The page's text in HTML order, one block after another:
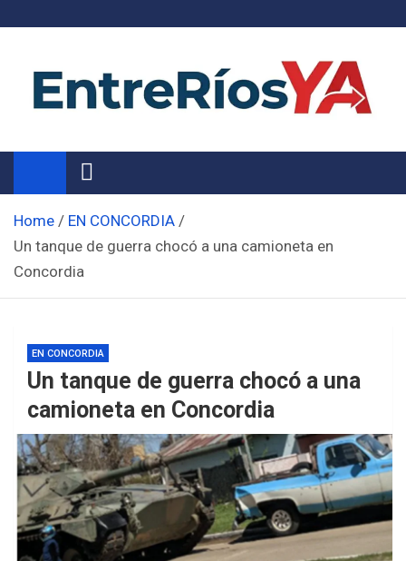
Noticias de Entre Ríos
Información de toda la provincia ahora
Home
EN CONCORDIA
Un tanque de guerra chocó a una camioneta en
Concordia
EN CONCORDIA
Un tanque de guerra chocó a una
camioneta en Concordia